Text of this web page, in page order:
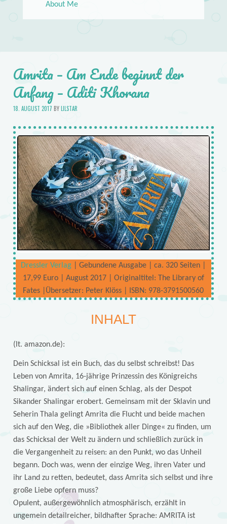
About Me
Amrita – Am Ende beginnt der
Anfang – Aditi Khorana
18. AUGUST 2017 BYLILSTAR
Dressler Verlag | Gebundene Ausgabe | ca. 320 Seiten |
17,99 Euro | August 2017 | Originaltitel: The Library of
Fates |Übersetzer: Peter Klöss | ISBN: 978-3791500560
INHALT
(lt. amazon.de):
Dein Schicksal ist ein Buch, das du selbst schreibst! Das
Leben von Amrita, 16-jährige Prinzessin des Königreichs
Shalingar, ändert sich auf einen Schlag, als der Despot
Sikander Shalingar erobert. Gemeinsam mit der Sklavin und
Seherin Thala gelingt Amrita die Flucht und beide machen
sich auf den Weg, die »Bibliothek aller Dinge« zu finden, um
das Schicksal der Welt zu ändern und schließlich zurück in
die Vergangenheit zu reisen: an den Punkt, wo das Unheil
begann. Doch was, wenn der einzige Weg, ihren Vater und
ihr Land zu retten, bedeutet, dass Amrita sich selbst und ihre
große Liebe opfern muss?
Opulent, außergewöhnlich atmosphärisch, erzählt in
ungemein detailreicher, bildhafter Sprache: AMRITA ist